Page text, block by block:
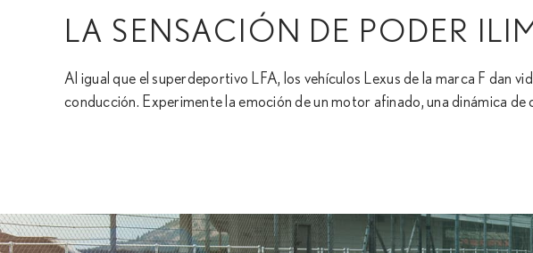
LA SENSACIÓN DE PODER
Al igual que el superdeportivo LFA, los vehículos Lexus de la marca F dan
conducción. Experimente la emoción de un motor afinado, una dinámica